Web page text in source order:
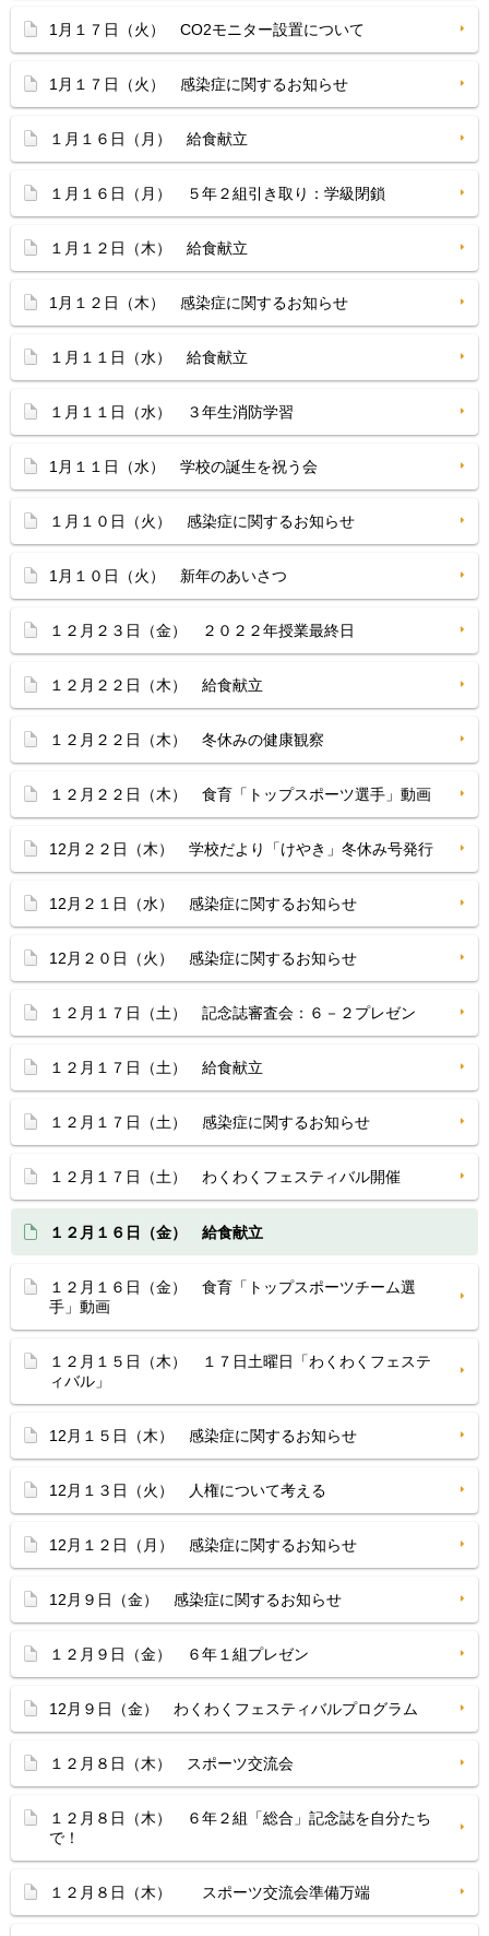
1月１７日（火） CO2モニター設置について
1月１７日（火） 感染症に関するお知らせ
１月１６日（月） 給食献立
１月１６日（月） ５年２組引き取り：学級閉鎖
１月１２日（木） 給食献立
1月１２日（木） 感染症に関するお知らせ
１月１１日（水） 給食献立
１月１１日（水） ３年生消防学習
1月１１日（水） 学校の誕生を祝う会
１月１０日（火） 感染症に関するお知らせ
1月１０日（火） 新年のあいさつ
１２月２３日（金） ２０２２年授業最終日
１２月２２日（木） 給食献立
１２月２２日（木） 冬休みの健康観察
１２月２２日（木） 食育「トップスポーツ選手」動画
12月２２日（木） 学校だより「けやき」冬休み号発行
12月２１日（水） 感染症に関するお知らせ
12月２０日（火） 感染症に関するお知らせ
１２月１７日（土） 記念誌審査会：６－２プレゼン
１２月１７日（土） 給食献立
１２月１７日（土） 感染症に関するお知らせ
１２月１７日（土） わくわくフェスティバル開催
１２月１６日（金） 給食献立
１２月１６日（金） 食育「トップスポーツチーム選
手」動画
１２月１５日（木） １７日土曜日「わくわくフェステ
ィバル」
12月１５日（木） 感染症に関するお知らせ
12月１３日（火） 人権について考える
12月１２日（月） 感染症に関するお知らせ
12月９日（金） 感染症に関するお知らせ
１２月９日（金） ６年１組プレゼン
12月９日（金） わくわくフェスティバルプログラム
１２月８日（木） スポーツ交流会
１２月８日（木） ６年２組「総合」記念誌を自分たち
で！
１２月８日（木） スポーツ交流会準備万端